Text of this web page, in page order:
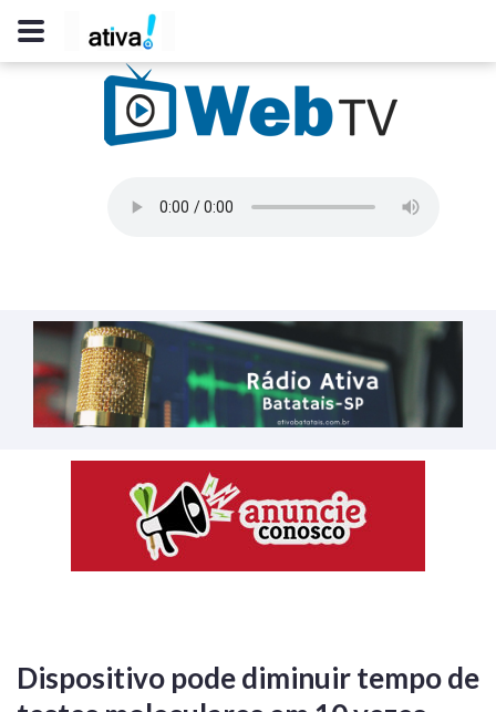
Dispositivo pode diminuir tempo de